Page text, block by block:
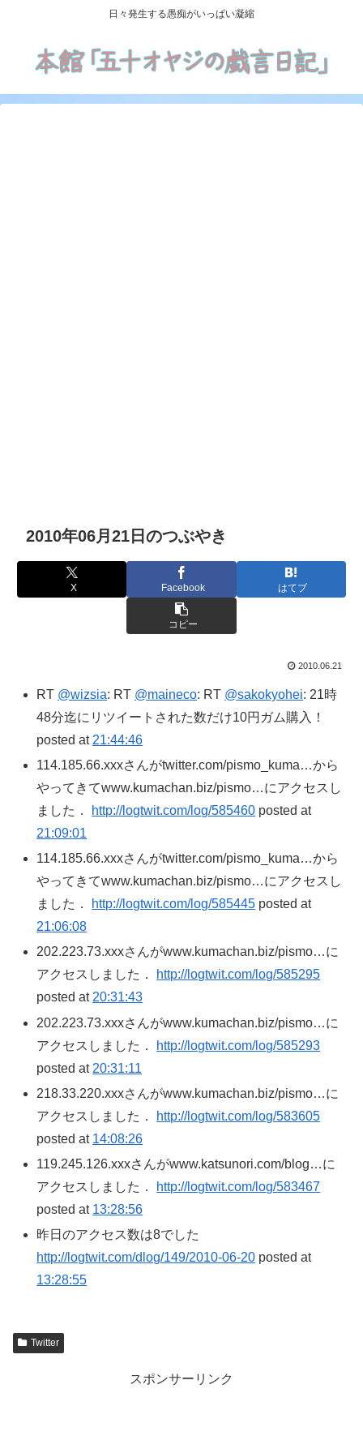
日々発生する愚痴がいっぱい凝縮
2010年06月21日のつぶやき
X Facebook はてブ
コピー
2010.06.21
RT @wizsia: RT @maineco: RT @sakokyohei: 21時
48分迄にリツイートされた数だけ10円ガム購入！
posted at 21:44:46
114.185.66.xxxさんがtwitter.com/pismo_kuma…から
やってきてwww.kumachan.biz/pismo…にアクセスし
ました．
http://logtwit.com/log/585460 posted at
21:09:01
114.185.66.xxxさんがtwitter.com/pismo_kuma…から
やってきてwww.kumachan.biz/pismo…にアクセスし
ました．
http://logtwit.com/log/585445 posted at
21:06:08
202.223.73.xxxさんがwww.kumachan.biz/pismo…に
アクセスしました．
http://logtwit.com/log/585295
posted at 20:31:43
202.223.73.xxxさんがwww.kumachan.biz/pismo…に
アクセスしました．
http://logtwit.com/log/585293
posted at 20:31:11
218.33.220.xxxさんがwww.kumachan.biz/pismo…に
アクセスしました．
http://logtwit.com/log/583605
posted at 14:08:26
119.245.126.xxxさんがwww.katsunori.com/blog…に
アクセスしました．
http://logtwit.com/log/583467
posted at 13:28:56
昨日のアクセス数は8でした
http://logtwit.com/dlog/149/2010-06-20 posted at
13:28:55
Twitter
スポンサーリンク